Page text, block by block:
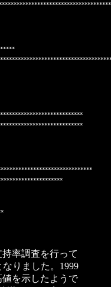
率調査を行って
りました。1999
を示したようで